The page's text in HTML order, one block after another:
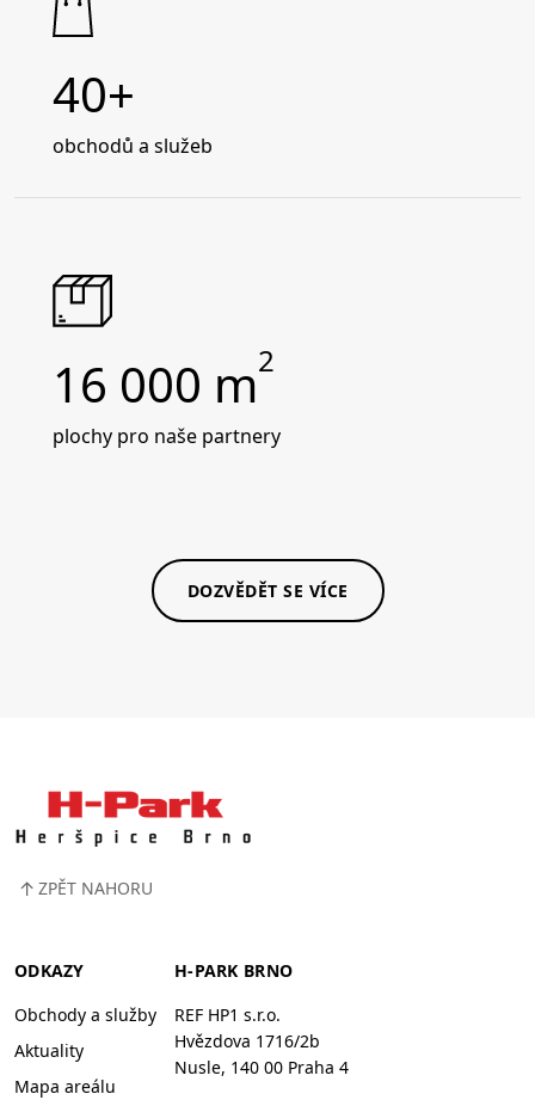
40+
obchodů a služeb
16 000 m2
plochy pro naše partnery
DOZVĚDĚT SE VÍCE
↑ ZPĚT NAHORU
ODKAZY
Obchody a služby
Aktuality
Mapa areálu
H-PARK BRNO
REF HP1 s.r.o.
Hvězdova 1716/2b
Nusle, 140 00 Praha 4